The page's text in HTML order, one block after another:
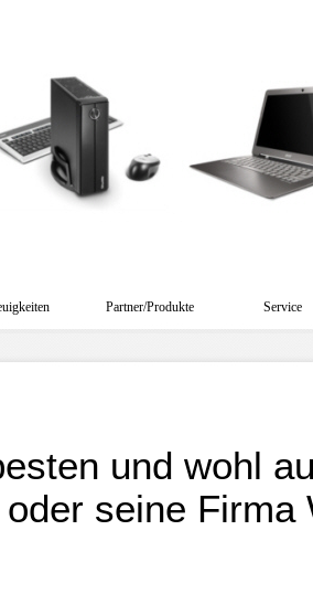
Partner/Produkte Service
und wohl
seine